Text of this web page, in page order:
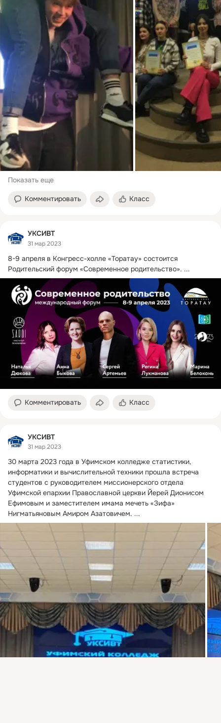
Показать еще
Комментировать Класс
УКСИВТ
31 мар 2023
8-9 апреля в Конгресс-холле «Торатау» состоится
Родительский форум «Современное родительство». ...
Комментировать Класс
УКСИВТ
31 мар 2023
30 марта 2023 года в Уфимском колледже статистики,
информатики и вычислительной техники прошла встреча
студентов с руководителем миссионерского отдела
Уфимской епархии Православной церкви Йерей Дионисом
Ефимовым и заместителем имама мечеть «Зифа»
Нигматьяновым Амиром Азатовичем. ...